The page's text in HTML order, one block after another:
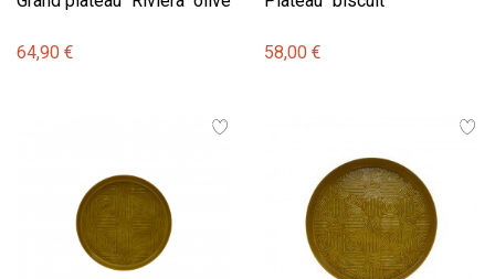
64,90 € 58,00 €